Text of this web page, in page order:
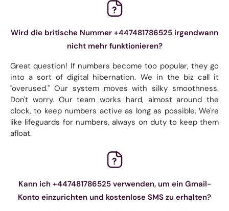
Wird die britische Nummer +447481786525 irgendwann
nicht mehr funktionieren?
Great question! If numbers become too popular, they go
into a sort of digital hibernation. We in the biz call it
"overused." Our system moves with silky smoothness.
Don't worry. Our team works hard, almost around the
clock, to keep numbers active as long as possible. We're
like lifeguards for numbers, always on duty to keep them
afloat.
Kann ich +447481786525 verwenden, um ein Gmail-
Konto einzurichten und kostenlose SMS zu erhalten?